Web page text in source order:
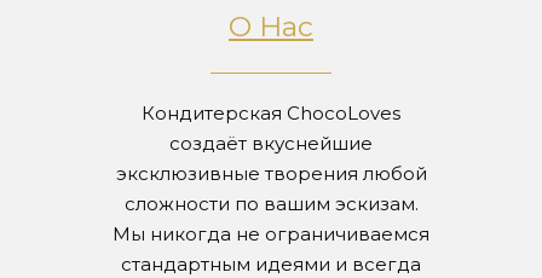
О Нас
Кондитерская ChocoLoves
создаёт вкуснейшие
эксклюзивные творения любой
сложности по вашим эскизам.
Мы никогда не ограничиваемся
стандартным идеями и всегда